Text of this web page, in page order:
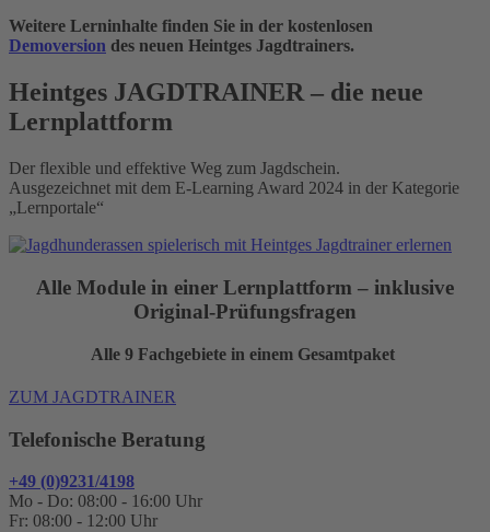
Weitere Lerninhalte finden Sie in der kostenlosen
Demoversion des neuen Heintges Jagdtrainers.
Heintges JAGDTRAINER – die neue
Lernplattform
Der flexible und effektive Weg zum Jagdschein.
Ausgezeichnet mit dem E-Learning Award 2024 in der Kategorie
„Lernportale“
Alle Module in einer Lernplattform – inklusive
Original-Prüfungsfragen
Alle 9 Fachgebiete in einem Gesamtpaket
ZUM JAGDTRAINER
Telefonische Beratung
+49 (0)9231/4198
Mo - Do: 08:00 - 16:00 Uhr
Fr: 08:00 - 12:00 Uhr